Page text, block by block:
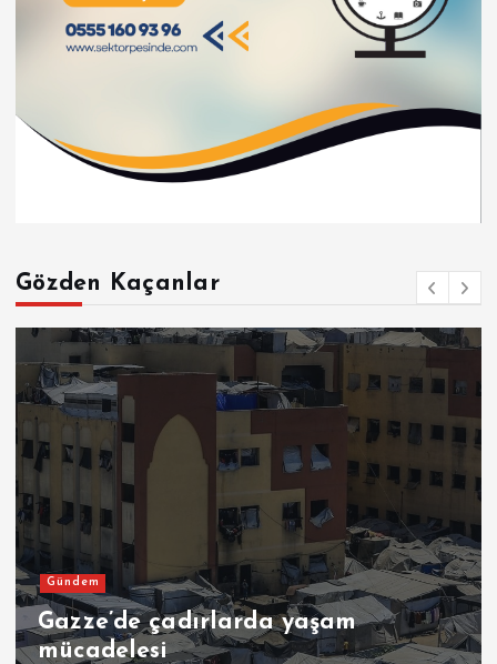
Gözden Kaçanlar
Gündem
Gazze’de çadırlarda yaşam
mücadelesi